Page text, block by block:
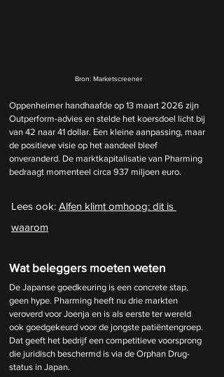
Bron: Marketscreener
Oppenheimer handhaafde op 13 maart 2026 zijn
Outperform-advies en stelde het koersdoel licht bij
van 42 naar 41 dollar. Een kleine aanpassing, maar
de positieve visie op het aandeel bleef
onveranderd. De marktkapitalisatie van Pharming
bedraagt momenteel circa 937 miljoen euro.
Lees ook: Alfen klimt omhoog: dit is
waarom
Wat beleggers moeten weten
De Japanse goedkeuring is een concrete stap,
geen hype. Pharming heeft nu drie markten
veroverd voor Joenja en is als eerste ter wereld
ook goedgekeurd voor de jongste patiëntengroep.
Dat geeft het bedrijf een competitieve voorsprong
die juridisch beschermd is via de Orphan Drug-
status in Japan.